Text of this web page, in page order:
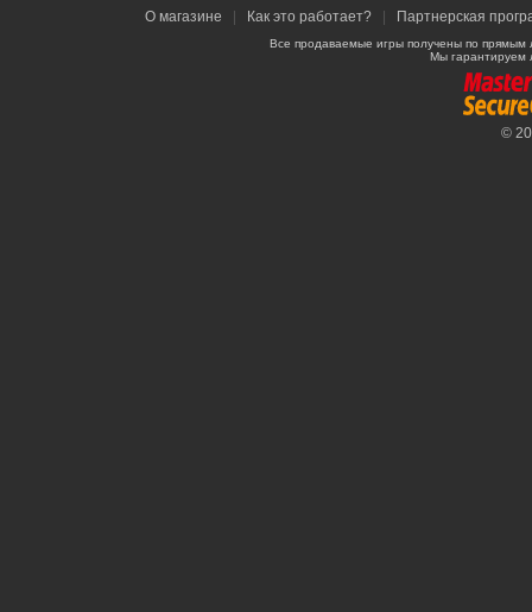
О магазине Как это работает? Партнерская
Все продаваемые игры получены по
Мы гарантируем
©